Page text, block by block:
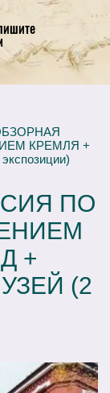
КРЕМЛЯ +
ПО
+
(2